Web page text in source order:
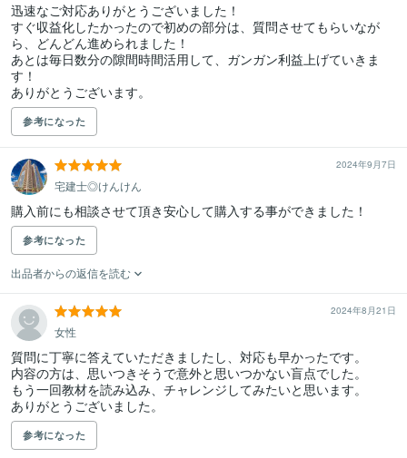
迅速なご対応ありがとうございました！
すぐ収益化したかったので初めの部分は、質問させてもらいなが
ら、どんどん進められました！
あとは毎日数分の隙間時間活用して、ガンガン利益上げていきま
す！
ありがとうございます。
参考になった
2024年9月7日
宅建士◎けんけん
参考になった
出品者からの返信を読む
2024年8月21日
女性
質問に丁寧に答えていただきましたし、対応も早かったです。
内容の方は、思いつきそうで意外と思いつかない盲点でした。
もう一回教材を読み込み、チャレンジしてみたいと思います。
ありがとうございました。
参考になった